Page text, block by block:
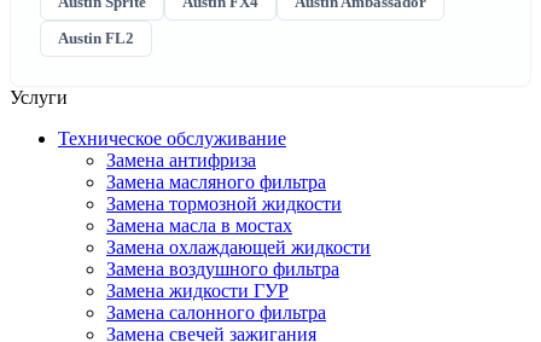
Austin FL2
Услуги
Техническое обслуживание
Замена антифриза
Замена масляного фильтра
Замена тормозной жидкости
Замена масла в мостах
Замена охлаждающей жидкости
Замена воздушного фильтра
Замена жидкости ГУР
Замена салонного фильтра
Замена свечей зажигания